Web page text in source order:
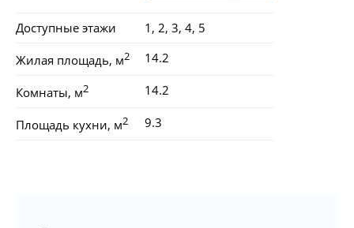
Доступные этажи 1, 2, 3, 4, 5
Жилая площадь, м2 14.2
Комнаты, м2 14.2
Площадь кухни, м2 9.3